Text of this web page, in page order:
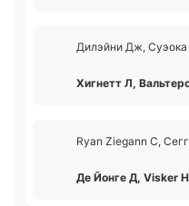
Дилэйни Дж, Суэока
Хигнетт Л,
Ryan Ziegann С,
Де Йонге Д, Visker Н